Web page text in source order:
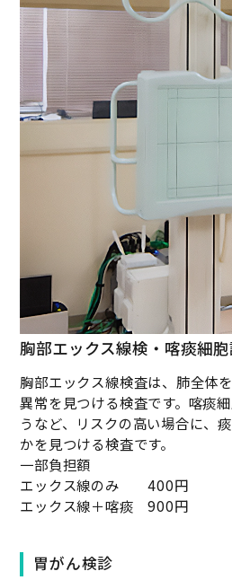
胸部エックス線検・喀痰細
胸部エックス線検査は、肺全体
異常を見つける検査です。喀痰
うなど、リスクの高い場合に、
かを見つける検査です。
一部負担額
エックス線のみ 400円
エックス線＋喀痰 900円
胃がん検診